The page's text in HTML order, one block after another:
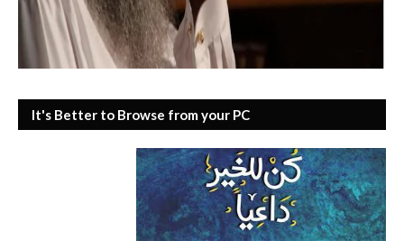
It's Better to Browse from your PC